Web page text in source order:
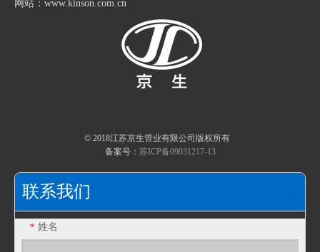
JSF-CBF 86型接线盒,暗装接线盒,过线盒,方盒
包塑金属软管的指数测试
江苏京生管业有限公司危险废物管理制度公司
包塑金属软管的制造工艺
不锈钢包塑金属软管淬火硬化
网站：www.kinson.com.cn
© 2018江苏京生管业有限公司版权所有
备案号： 苏ICP备09031217-13
联系我们
* 姓名